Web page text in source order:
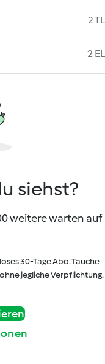
2 TL
2 EL
siehst?
weitere warten auf
30-Tage Abo. Tauche
jegliche Verpflichtung.